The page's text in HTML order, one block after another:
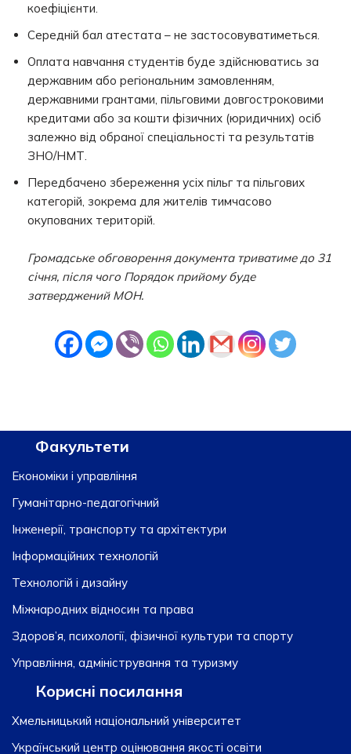
коефіцієнти.
Середній бал атестата – не застосовуватиметься.
Оплата навчання студентів буде здійснюватись за
державним або регіональним замовленням,
державними грантами, пільговими довгостроковими
кредитами або за кошти фізичних (юридичних) осіб
залежно від обраної спеціальності та результатів
ЗНО/НМТ.
Передбачено збереження усіх пільг та пільгових
категорій, зокрема для жителів тимчасово
окупованих територій.
Громадське обговорення документа триватиме до 31
січня, після чого Порядок прийому буде
затверджений МОН.
Факультети
Економіки і управління
Гуманітарно-педагогічний
Інженерії, транспорту та архітектури
Інформаційних технологій
Технологій і дизайну
Міжнародних відносин та права
Здоров’я, психології, фізичної культури та спорту
Управління, адміністрування та туризму
Корисні посилання
Хмельницький національний університет
Український центр оцінювання якості освіти